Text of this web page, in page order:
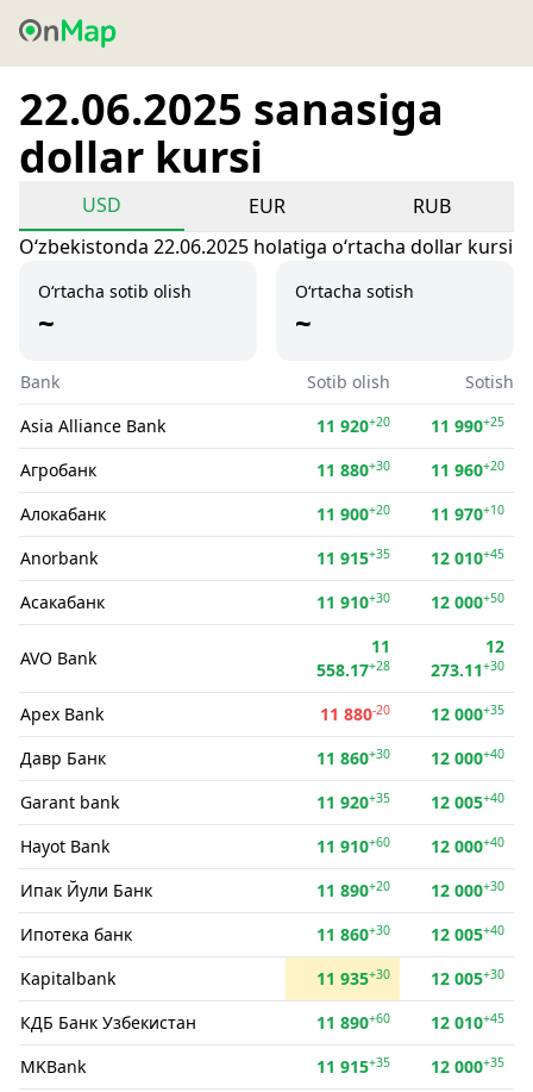
22.06.2025 sanasiga
dollar kursi
USD EUR
RUB
Oʻzbekistonda 22.06.2025 holatiga oʻrtacha dollar kursi
O‘rtacha sotib olish
~
O‘rtacha sotish
~
Bank Sotib olish
Sotish
Asia Alliance Bank
11 920+20 11 990+25
Агробанк 11 880+30 11 960+20
Алокабанк 11 900+20 11 970+10
Anorbank 11 915+35 12 010+45
Асакабанк 11 910+30 12 000+50
AVO Bank
11
558.17+28
12
273.11+30
Apex Bank 11 880-20 12 000+35
Давр Банк 11 860+30 12 000+40
Garant bank 11 920+35 12 005+40
Hayot Bank 11 910+60 12 000+40
Ипак Йули Банк 11 890+20 12 000+30
Ипотека банк 11 860+30 12 005+40
Kapitalbank 11 935+30 12 005+30
КДБ Банк Узбекистан 11 890+60 12 010+45
MKBank 11 915+35 12 000+35